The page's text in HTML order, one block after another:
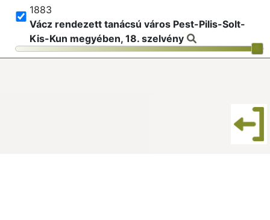
1883
Vácz rendezett tanácsú város Pest-Pilis-Solt-
Kis-Kun megyében, 18. szelvény